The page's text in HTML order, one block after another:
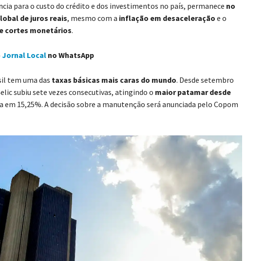
para o custo do crédito e dos investimentos no país, permanece no
de juros reais, mesmo com a inflação em desaceleração e o
cortes monetários.
Jornal Localno WhatsApp
tem uma das taxas básicas mais caras do mundo. Desde setembro
subiu sete vezes consecutivas, atingindo o maior patamar desde
em 15,25%. A decisão sobre a manutenção será anunciada pelo Copom